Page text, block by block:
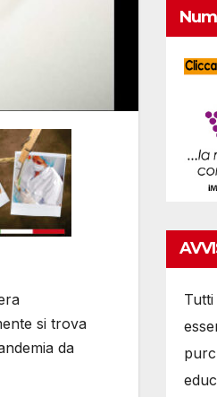
si trova
da